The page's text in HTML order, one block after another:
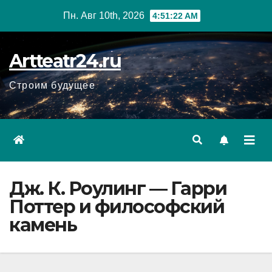
Пн. Авг 10th, 2026 4:51:23 AM
Artteatr24.ru
Строим будущее
Дж. К. Роулинг — Гарри
Поттер и философский
камень